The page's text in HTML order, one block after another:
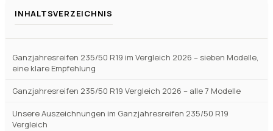
INHALTSVERZEICHNIS
Ganzjahresreifen 235/50 R19 im Vergleich 2026 – sieben Modelle,
eine klare Empfehlung
Ganzjahresreifen 235/50 R19 Vergleich 2026 – alle 7 Modelle
Unsere Auszeichnungen im Ganzjahresreifen 235/50 R19
Vergleich